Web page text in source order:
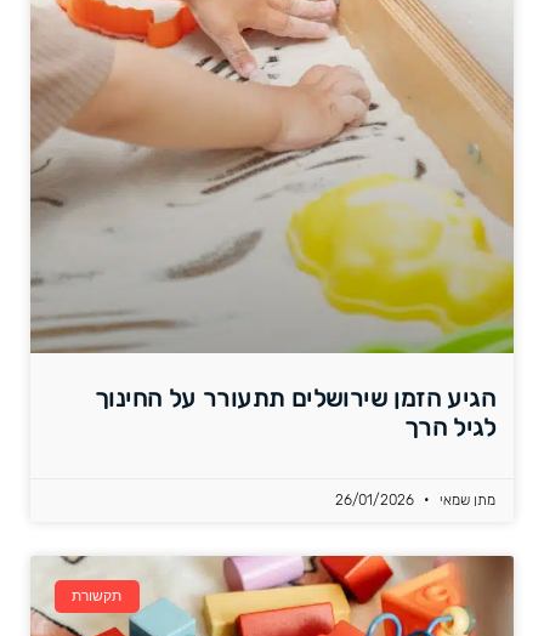
הגיע הזמן שירושלים תתעורר על החינוך
לגיל הרך
מתן שמאי
תקשורת